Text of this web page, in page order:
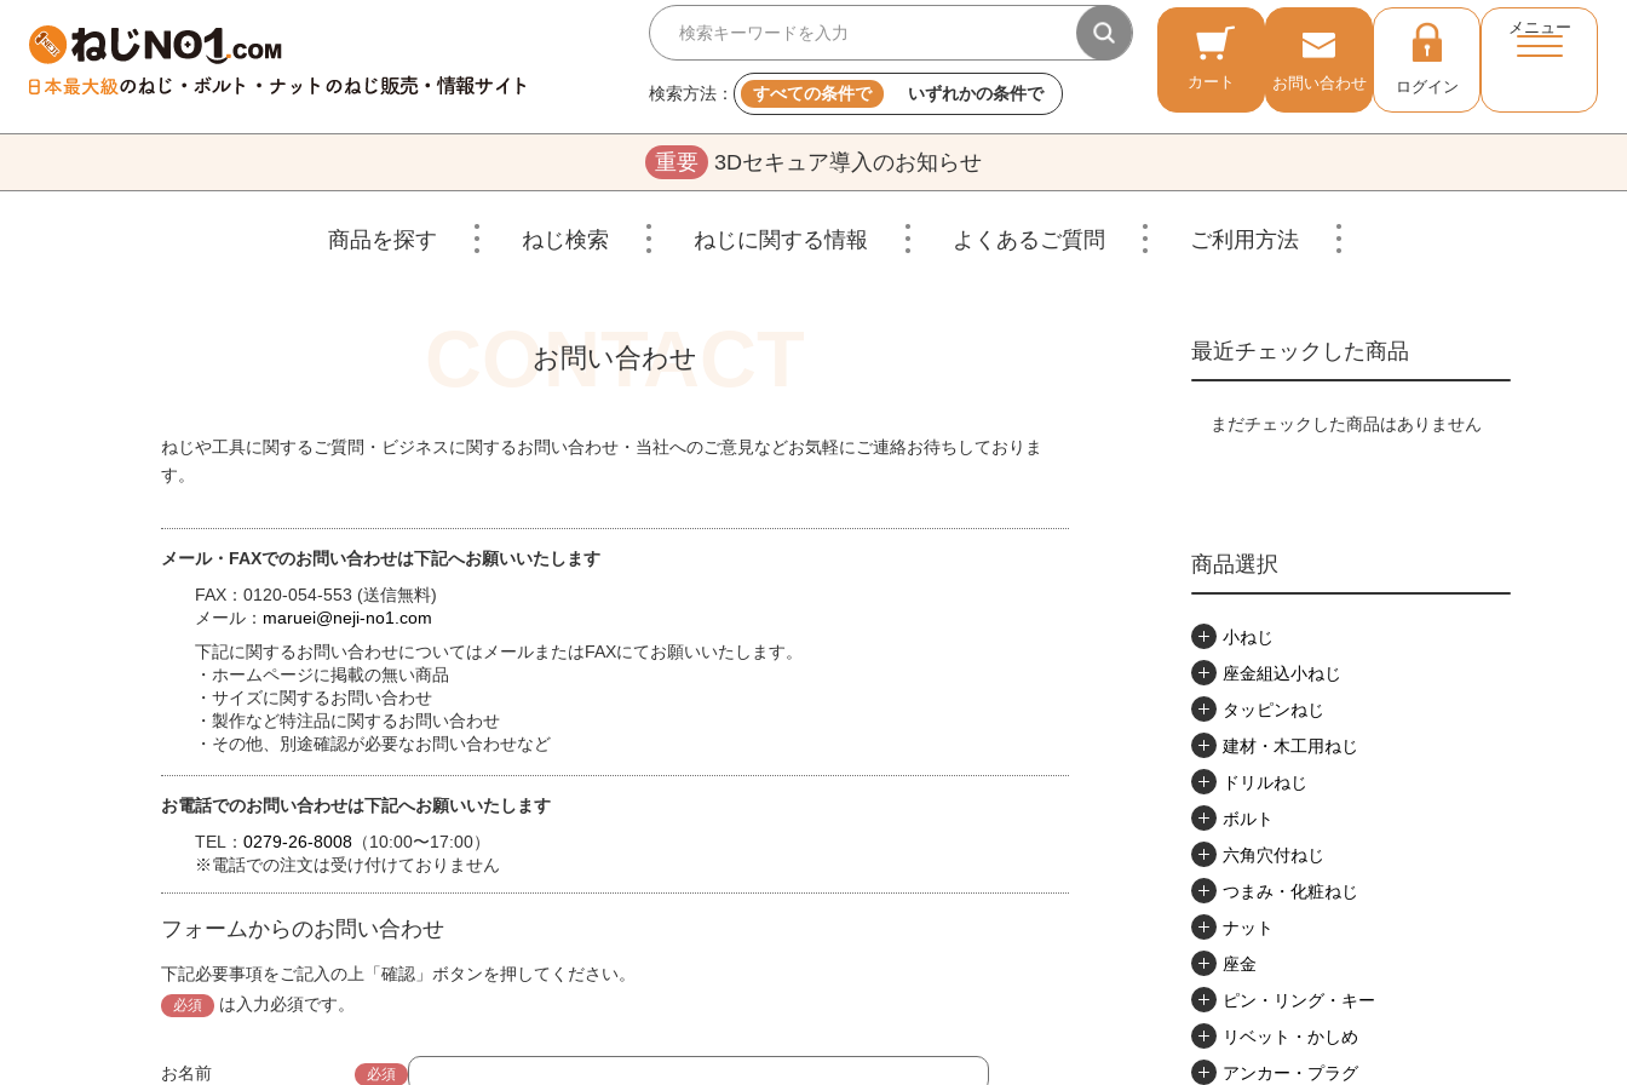
検索方法： すべての条件で いずれかの条件で
カート お問い合わせ ログイン
メニュー
重要 3Dセキュア導入のお知らせ
商品を探す ねじ検索 ねじに関する情報 よくあるご質問 ご利用方法
お問い合わせ
ねじや工具に関するご質問・ビジネスに関するお問い合わせ・当社へのご意見などお気軽にご連絡お待ちしておりま
す。
メール・FAXでのお問い合わせは下記へお願いいたします
FAX：0120-054-553 (送信無料)
メール： maruei@neji-no1.com
下記に関するお問い合わせについてはメールまたはFAXにてお願いいたします。
・ホームページに掲載の無い商品
・サイズに関するお問い合わせ
・製作など特注品に関するお問い合わせ
・その他、別途確認が必要なお問い合わせなど
お電話でのお問い合わせは下記へお願いいたします
TEL： 0279-26-8008 （10:00〜17:00）
※電話での注文は受け付けておりません
フォームからのお問い合わせ
下記必要事項をご記入の上「確認」ボタンを押してください。
必須 は入力必須です。
お名前 必須
最近チェックした商品
まだチェックした商品はありません
商品選択
小ねじ
座金組込小ねじ
タッピンねじ
建材・木工用ねじ
ドリルねじ
ボルト
六角穴付ねじ
つまみ・化粧ねじ
ナット
座金
ピン・リング・キー
リベット・かしめ
アンカー・プラグ